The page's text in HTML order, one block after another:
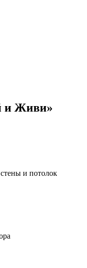
и Живи»
и потолок